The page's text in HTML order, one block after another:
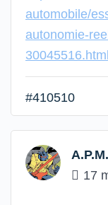
automobile/
autonomie-
30045516.html
#410510
A.P.M.
17